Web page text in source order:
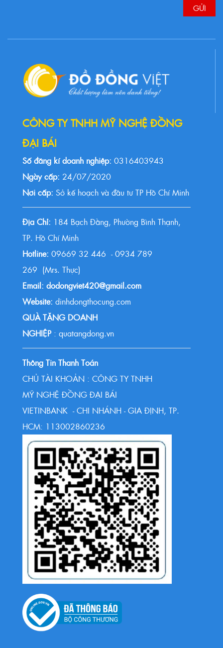
CÔNG TY TNHH MỸ NGHỆ ĐỒNG
ĐẠI BÁI
Số đăng kí doanh nghiệp: 0316403943
Ngày cấp: 24/07/2020
Nơi cấp: Sở kế hoạch và đầu tư TP Hồ Chí Minh
Địa Chỉ: 184 Bạch Đằng, Phường Bình Thạnh,
TP. Hồ Chí Minh
Hotline: 09669 32 446 - 0934 789
269 (Mrs. Thực)
Email: dodongviet420@gmail.com
Website: dinhdongthocung.com
QUÀ TẶNG DOANH
NGHIỆP : quatangdong.vn
Thông Tin Thanh Toán
CHỦ TÀI KHOẢN : CÔNG TY TNHH
MỸ NGHỆ ĐỒNG ĐẠI BÁI
VIETINBANK - CHI NHÁNH - GIA ĐỊNH, TP.
HCM: 113002860236